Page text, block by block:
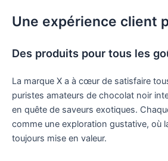
Une expérience client
Des produits pour tous les
La marque X a à cœur de satisfaire
puristes amateurs de chocolat noir
en quête de saveurs exotiques.
comme une exploration gustative, où
toujours mise en valeur.